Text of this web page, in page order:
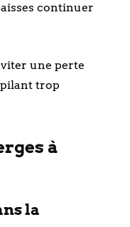
continuer
une perte
trop
à
la